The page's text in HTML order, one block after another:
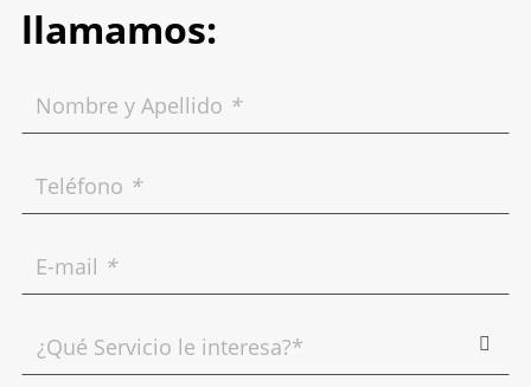
llamamos:
Nombre y Apellido *
Teléfono *
E-mail *